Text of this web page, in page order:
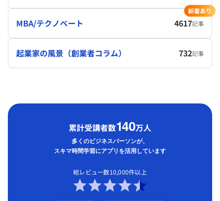
MBA/テクノベート 4617記事
新着あり
起業家の風景（創業者コラム） 732記事
累計受講者数140万人
多くのビジネスパーソンが、
スキマ時間学習にアプリを活用しています
総レビュー数10,000件以上